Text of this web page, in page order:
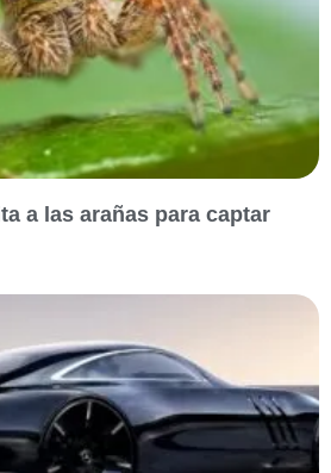
a las arañas para captar